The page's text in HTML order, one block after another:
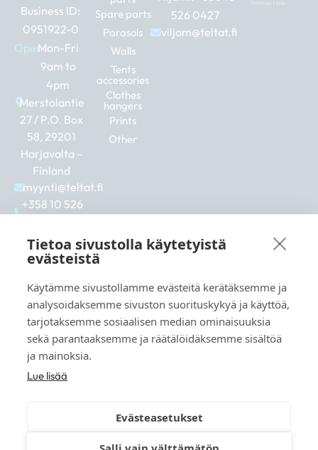
Business ID:
0951922-0
Open:Mon-Fri
9am to
4pm
Merstolantie
27 / P.O. Box
58, 29201
Harjavalta –
Finland
myynti@teltat.fi
+358 10 526
F
a
c
b
o
o
k
I
n
s
a
g
r
a
m
L
i
n
e
d
i
n
Spare parts
Parasols
Walls
Tents
accessories
Clothes
hangers
Prints
Other
526 0427
viljam@teltat.fi
See also:
markkina.net
grillikeskus.fi
© 2026 teltat.fi – TMK Tori- ja markkinakaupan
Tietoa sivustolla käytetyistä
evästeistä
Käytämme sivustollamme evästeitä kerätäksemme ja
analysoidaksemme sivuston suorituskykyä ja käyttöä,
tarjotaksemme sosiaalisen median ominaisuuksia
sekä parantaaksemme ja räätälöidäksemme sisältöä
ja mainoksia.
Lue lisää
Evästeasetukset